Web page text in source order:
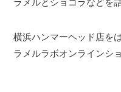
ラメルとショコラなどを
横浜ハンマーヘッド店を
ラメルラボオンラインシ